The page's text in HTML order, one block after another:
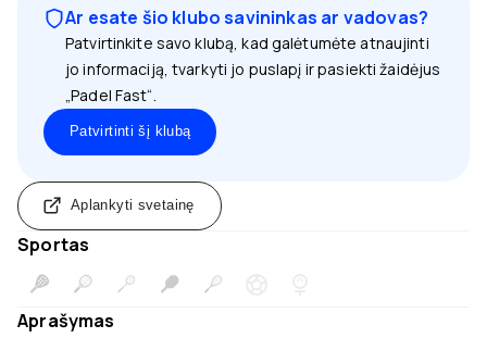
Ar esate šio klubo savininkas ar vadovas?
Patvirtinkite savo klubą, kad galėtumėte atnaujinti
jo informaciją, tvarkyti jo puslapį ir pasiekti žaidėjus
„Padel Fast“.
Patvirtinti šį klubą
Aplankyti svetainę
Sportas
Aprašymas